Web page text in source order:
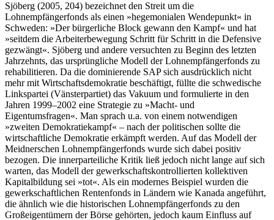
Sjöberg (2005, 204) bezeichnet den Streit um die
Lohnempfängerfonds als einen »hegemonialen Wendepunkt« in
Schweden: »Der bürgerliche Block gewann den Kampf« und hat
»seitdem die Arbeiterbewegung Schritt für Schritt in die Defensive
gezwängt«. Sjöberg und andere versuchten zu Beginn des letzten
Jahrzehnts, das ursprüngliche Modell der Lohnempfängerfonds zu
rehabilitieren. Da die dominierende SAP sich ausdrücklich nicht
mehr mit Wirtschaftsdemokratie beschäftigt, füllte die schwedische
Linkspartei (Vänsterpartiet) das Vakuum und formulierte in den
Jahren 1999–2002 eine Strategie zu »Macht- und
Eigentumsfragen«. Man sprach u.a. von einem notwendigen
»zweiten Demokratiekampf« – nach der politischen sollte die
wirtschaftliche Demokratie erkämpft werden. Auf das Modell der
Meidnerschen Lohnempfängerfonds wurde sich dabei positiv
bezogen. Die innerparteiliche Kritik ließ jedoch nicht lange auf sich
warten, das Modell der gewerkschaftskontrollierten kollektiven
Kapitalbildung sei »tot«. Als ein modernes Beispiel wurden die
gewerkschaftlichen Rentenfonds in Ländern wie Kanada angeführt,
die ähnlich wie die historischen Lohnempfängerfonds zu den
Großeigentümern der Börse gehörten, jedoch kaum Einfluss auf